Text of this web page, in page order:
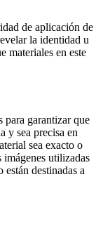
de aplicación de
la identidad u
materiales en este
para garantizar que
y sea precisa en
sea exacto o
imágenes utilizadas
destinadas a